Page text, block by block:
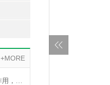
+MORE
超短波电疗机：神奇的功效与作用，带你探索未知的医疗领域！